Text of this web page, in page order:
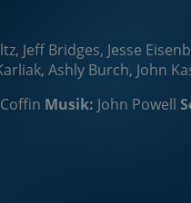
Jeff Bridges, Jesse
Ashly Burch, John
Musik: John Powell